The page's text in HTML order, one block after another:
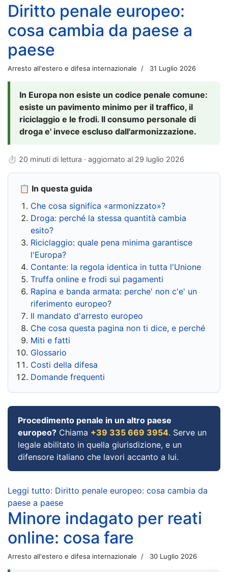
Diritto penale europeo:
cosa cambia da paese a
paese
Arresto all'estero e difesa internazionale 31 Luglio 2026
In Europa non esiste un codice penale comune:
esiste un pavimento minimo per il traffico, il
riciclaggio e le frodi. Il consumo personale di
droga e' invece escluso dall'armonizzazione.
⏱ 20 minuti di lettura · aggiornato al 29 luglio 2026
📋 In questa guida
Che cosa significa «armonizzato»?
Droga: perché la stessa quantità cambia
esito?
Riciclaggio: quale pena minima garantisce
l'Europa?
Contante: la regola identica in tutta l'Unione
Truffa online e frodi sui pagamenti
Rapina e banda armata: perche' non c'e' un
riferimento europeo?
Il mandato d'arresto europeo
Che cosa questa pagina non ti dice, e perché
Miti e fatti
Glossario
Costi della difesa
Domande frequenti
Procedimento penale in un altro paese
europeo? Chiama +39 335 669 3954. Serve un
legale abilitato in quella giurisdizione, e un
difensore italiano che lavori accanto a lui.
Leggi tutto: Diritto penale europeo: cosa cambia da
paese a paese
Minore indagato per reati
online: cosa fare
Arresto all'estero e difesa internazionale 30 Luglio 2026